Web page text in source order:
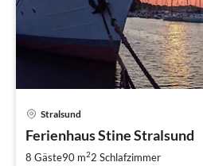
Stralsund
Ferienhaus Stine Stralsund
8 Gäste90 m22 Schlafzimmer